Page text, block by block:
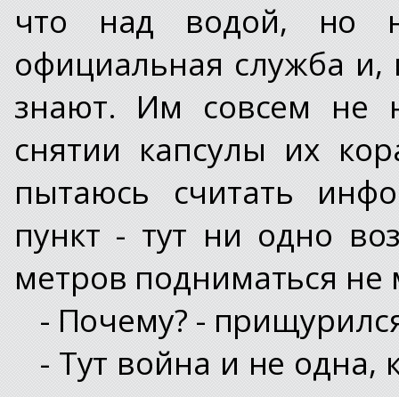
что над водой, но
официальная служба и,
знают. Им совсем не
снятии капсулы их
пытаюсь считать
пункт - тут ни одно
метров подниматься не
- Почему? -
- Тут война и не одна,